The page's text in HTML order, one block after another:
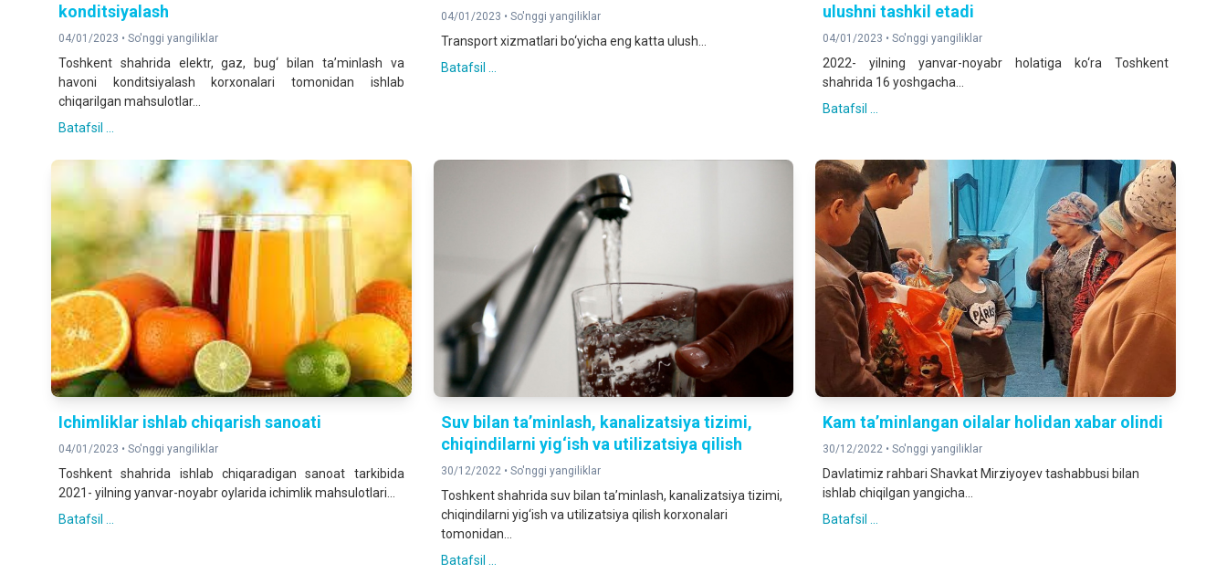
konditsiyalash
04/01/2023 • So'nggi yangiliklar
Toshkent shahrida elektr, gaz, bug‘ bilan ta’minlash va
havoni konditsiyalash korxonalari tomonidan ishlab
chiqarilgan mahsulotlar...
Batafsil ...
04/01/2023 • So'nggi yangiliklar
Transport xizmatlari bo‘yicha eng katta ulush...
Batafsil ...
ulushni tashkil etadi
04/01/2023 •So'nggi yangiliklar
2022- yilning yanvar-noyabr holatiga ko‘ra Toshkent
shahrida 16 yoshgacha...
Batafsil ...
Ichimliklar ishlab chiqarish sanoati
04/01/2023 • So'nggi yangiliklar
Toshkent shahrida ishlab chiqaradigan sanoat tarkibida
2021- yilning yanvar-noyabr oylarida ichimlik mahsulotlari...
Batafsil ...
Suv bilan ta’minlash, kanalizatsiya tizimi,
chiqindilarni yig‘ish va utilizatsiya qilish
30/12/2022 • So'nggi yangiliklar
Toshkent shahrida suv bilan ta’minlash, kanalizatsiya tizimi,
chiqindilarni yig‘ish va utilizatsiya qilish korxonalari
tomonidan...
Batafsil ...
Kam ta’minlangan oilalar holidan xabar olindi
30/12/2022 •So'nggi yangiliklar
Davlatimiz rahbari Shavkat Mirziyoyev tashabbusi bilan
ishlab chiqilgan yangicha...
Batafsil ...